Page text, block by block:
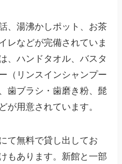
、湯沸かしポット、お茶
レなどが完備されていま
、ハンドタオル、バスタ
（リンスインシャンプー
歯ブラシ・歯磨き粉、髭
が用意されています。
て無料で貸し出してお
もあります。新館と一部